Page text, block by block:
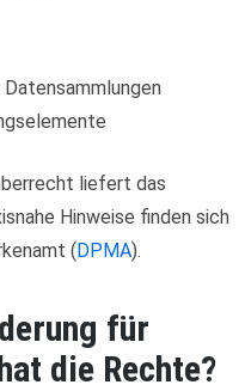
liefert das
Hinweise finden sich
(DPMA).
für
die Rechte?